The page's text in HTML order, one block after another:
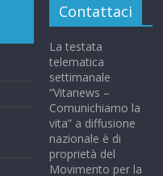
Contattaci
La testata
telematica
settimanale
“Vitanews –
Comunichiamo la
vita” a diffusione
nazionale è di
proprietà del
Movimento per la